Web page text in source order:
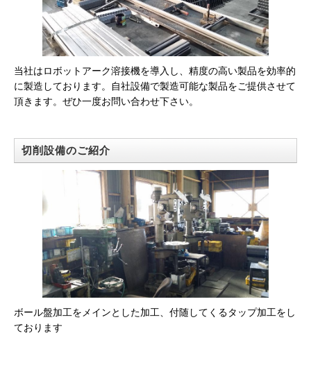
当社はロボットアーク溶接機を導入し、精度の高い製品を効率的
に製造しております。自社設備で製造可能な製品をご提供させて
頂きます。ぜひ一度お問い合わせ下さい。
切削設備のご紹介
ボール盤加工をメインとした加工、付随してくるタップ加工をし
ております